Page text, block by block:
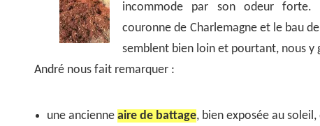
incommode par son odeur
couronne de Charlemagne et le bau
semblent bien loin et pourtant, nous y
André nous fait remarquer :
une ancienneaire de battage, bien exposée au